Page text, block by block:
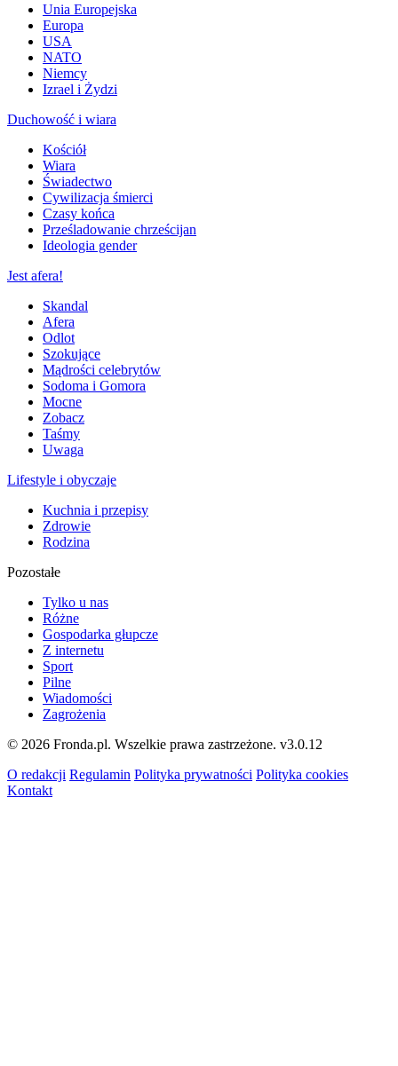
Unia Europejska
Europa
USA
NATO
Niemcy
Izrael i Żydzi
Duchowość i wiara
Kościół
Wiara
Świadectwo
Cywilizacja śmierci
Czasy końca
Prześladowanie chrześcijan
Ideologia gender
Jest afera!
Skandal
Afera
Odlot
Szokujące
Mądrości celebrytów
Sodoma i Gomora
Mocne
Zobacz
Taśmy
Uwaga
Lifestyle i obyczaje
Kuchnia i przepisy
Zdrowie
Rodzina
Pozostałe
Tylko u nas
Różne
Gospodarka głupcze
Z internetu
Sport
Pilne
Wiadomości
Zagrożenia
© 2026 Fronda.pl. Wszelkie prawa zastrzeżone. v3.0.12
O redakcji Regulamin Polityka prywatności Polityka cookies
Kontakt